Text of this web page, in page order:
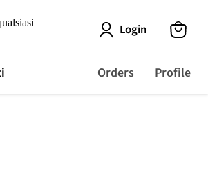
Login
Orders Profile